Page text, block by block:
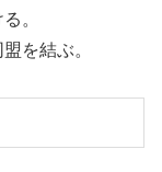
。
を結ぶ。